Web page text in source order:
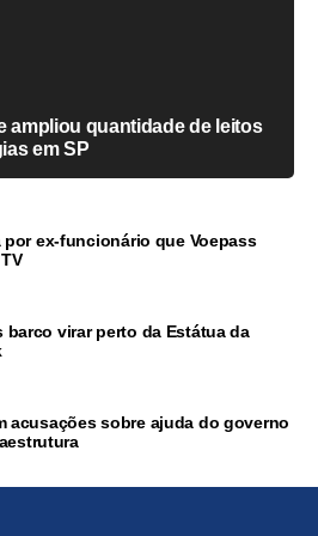
ampliou quantidade de leitos
em SP
ex-funcionário que Voepass
barco virar perto da Estátua da
acusações sobre ajuda do governo